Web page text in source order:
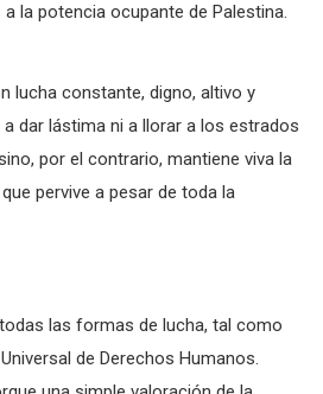
la potencia ocupante de Palestina.
lucha constante, digno, altivo y
dar lástima ni a llorar a los estrados
por el contrario, mantiene viva la
pervive a pesar de toda la
las formas de lucha, tal como
de Derechos Humanos.